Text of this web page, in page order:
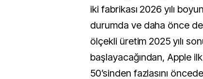
iki fabrikası 2026 yılı
durumda ve daha önce
ölçekli üretim 2025 yılı
başlayacağından, Apple
50’sinden fazlasını